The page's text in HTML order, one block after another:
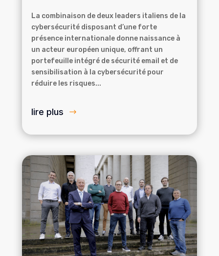
La combinaison de deux leaders italiens de la
cybersécurité disposant d’une forte
présence internationale donne naissance à
un acteur européen unique, offrant un
portefeuille intégré de sécurité email et de
sensibilisation à la cybersécurité pour
réduire les risques...
lire plus